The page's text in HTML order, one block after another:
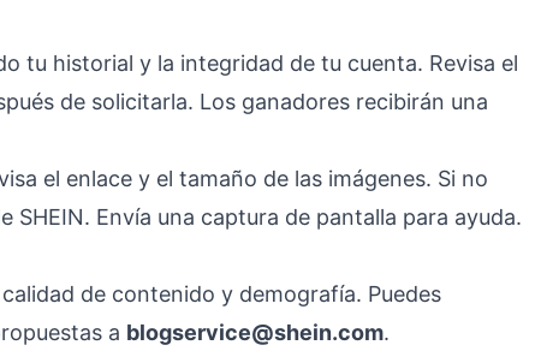
tu historial y la integridad de tu cuenta. Revisa el
de solicitarla. Los ganadores recibirán una
el enlace y el tamaño de las imágenes. Si no
Envía una captura de pantalla para ayuda.
de contenido y demografía. Puedes
a blogservice@shein.com.